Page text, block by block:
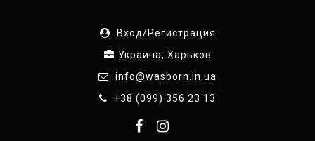
Вход/Регистрация
Украина, Харьков
info@wasborn.in.ua
+38 (099) 356 23 13